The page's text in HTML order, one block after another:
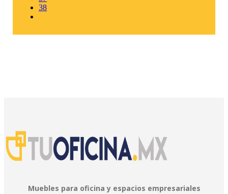
38
Muebles para oficina y espacios empresariales